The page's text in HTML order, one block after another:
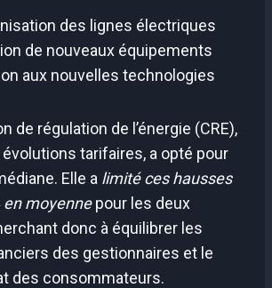
des lignes électriques
de nouveaux équipements
aux nouvelles technologies
de régulation de l’énergie (CRE),
tarifaires, a opté pour
Elle a limité ces hausses
en moyennepour les deux
donc à équilibrer les
des gestionnaires et le
des consommateurs.